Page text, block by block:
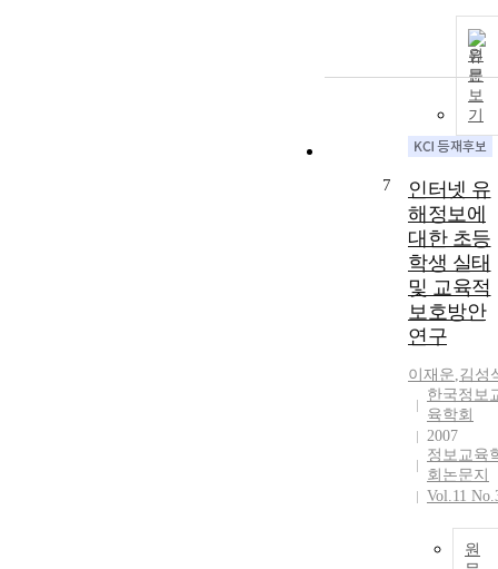
원
문
보
기
7
인터넷 유
해정보에
대한 초등
학생 실태
및 교육적
보호방안
연구
이재운,김성
한국정보
육학회
2007
정보교육
회논문지
Vol.11
원